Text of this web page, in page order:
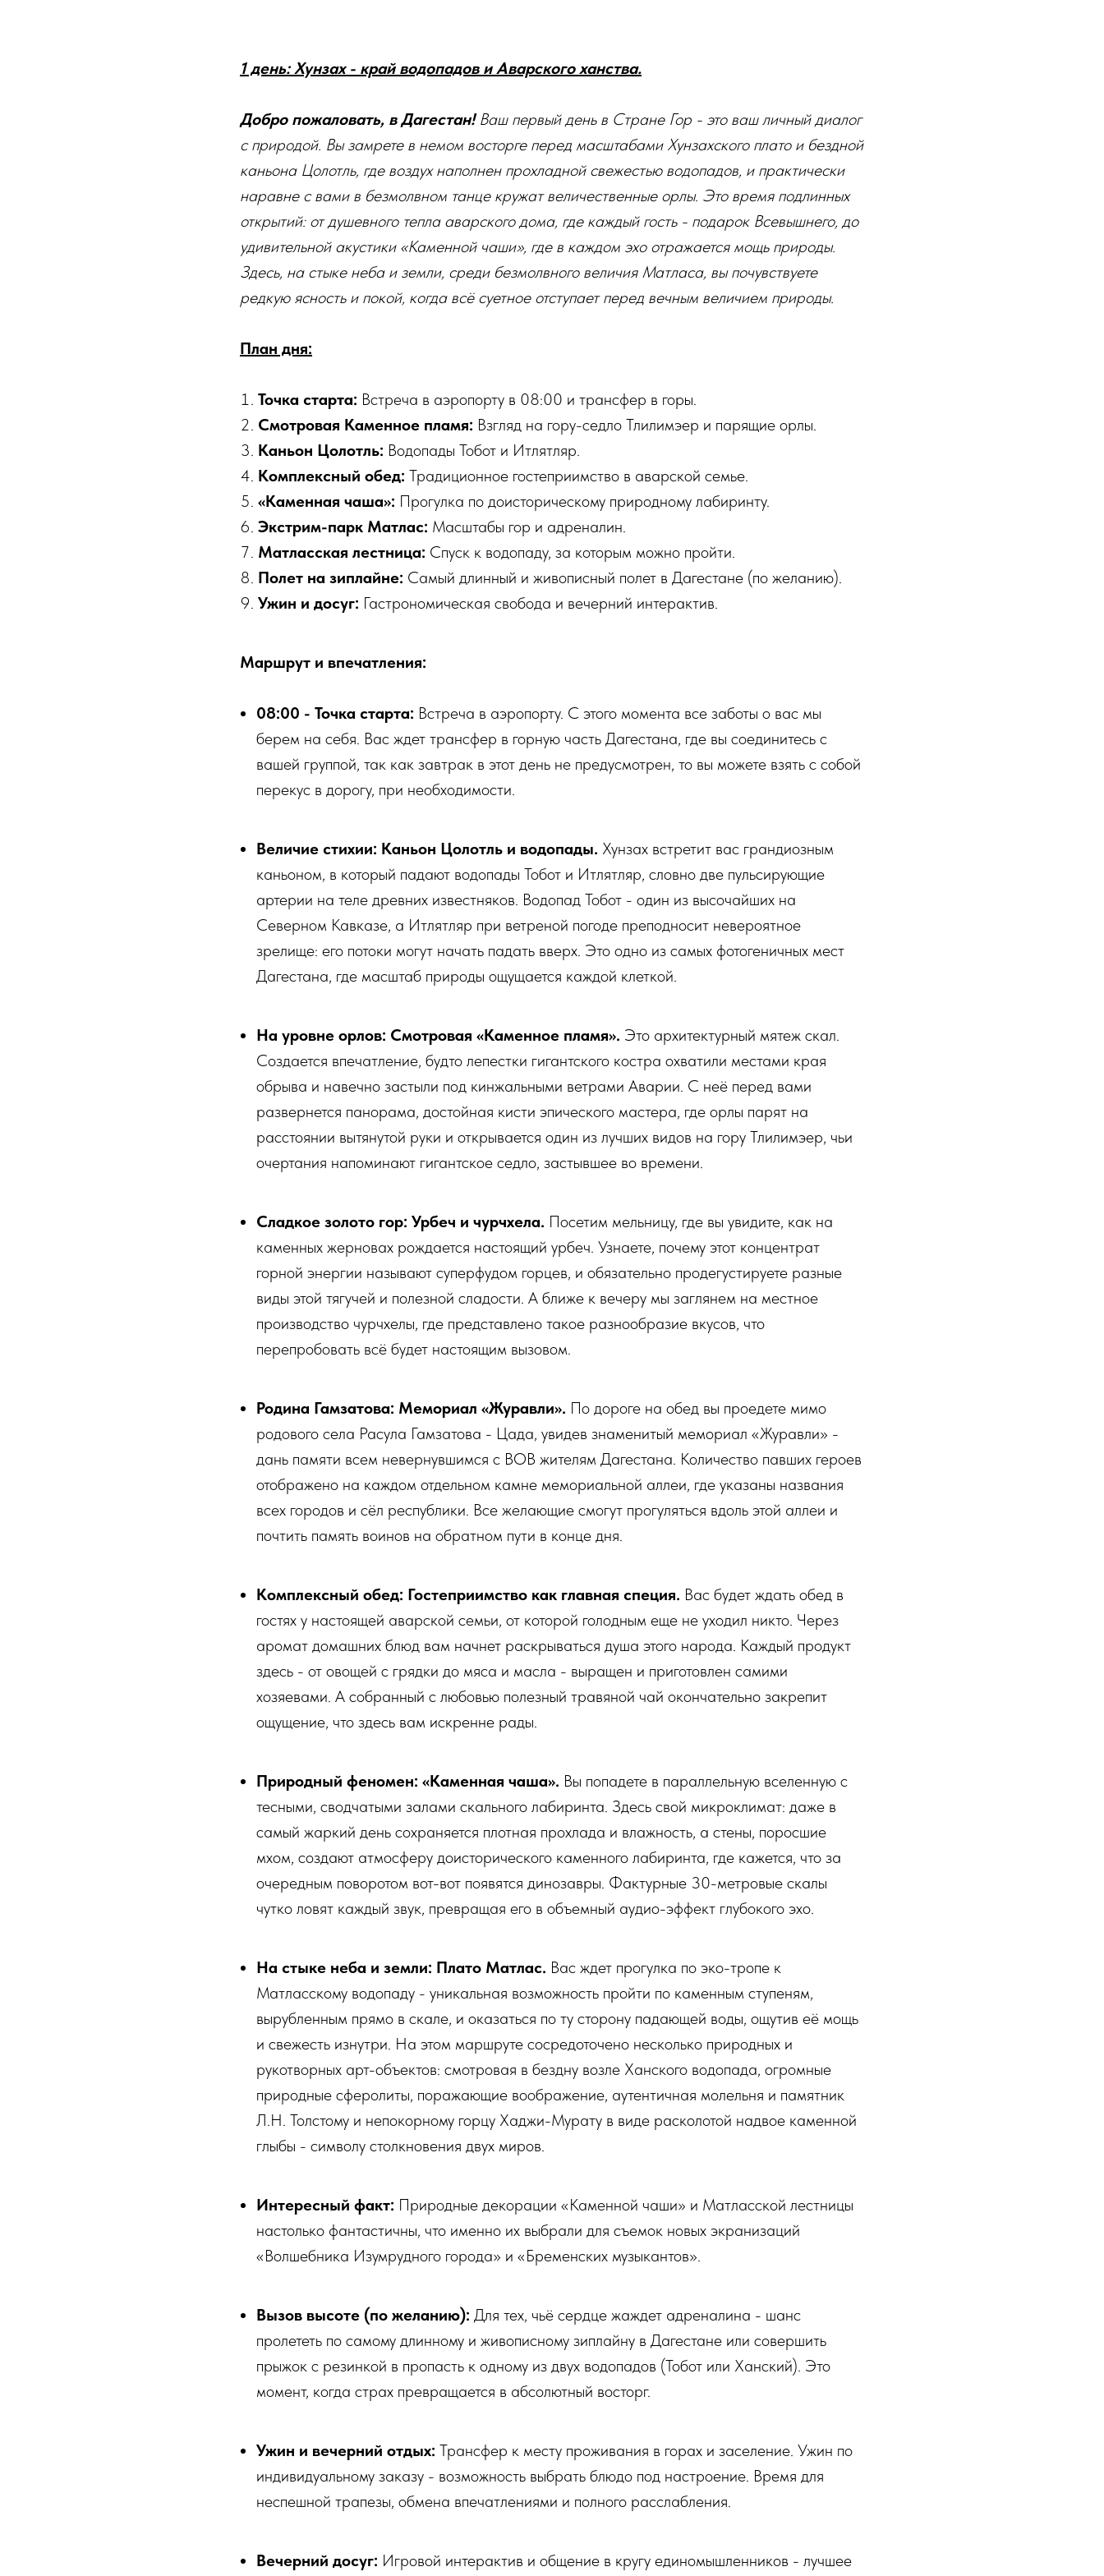
1 день: Хунзах - край водопадов и Аварского ханства.
Добро пожаловать, в Дагестан!Ваш первый день в Стране Гор - это ваш личный диалог
с природой. Вы замрете в немом восторге перед масштабами Хунзахского плато и бездной
каньона Цолотль, где воздух наполнен прохладной свежестью водопадов, и практически
наравне с вами в безмолвном танце кружат величественные орлы. Это время подлинных
открытий: от душевного тепла аварского дома, где каждый гость - подарок Всевышнего, до
удивительной акустики «Каменной чаши», где в каждом эхо отражается мощь природы.
Здесь, на стыке неба и земли, среди безмолвного величия Матласа, вы почувствуете
редкую ясность и покой, когда всё суетное отступает перед вечным величием природы.
План дня:
Точка старта: Встреча в аэропорту в 08:00 и трансфер в горы.
Смотровая Каменное пламя: Взгляд на гору-седло Тлилимэер и парящие орлы.
Каньон Цолотль: Водопады Тобот и Итлятляр.
Комплексный обед: Традиционное гостеприимство в аварской семье.
«Каменная чаша»: Прогулка по доисторическому природному лабиринту.
Экстрим-парк Матлас: Масштабы гор и адреналин.
Матласская лестница: Спуск к водопаду, за которым можно пройти.
Полет на зиплайне: Самый длинный и живописный полет в Дагестане (по желанию).
Ужин и досуг: Гастрономическая свобода и вечерний интерактив.
Маршрут и впечатления:
08:00 - Точка старта: Встреча в аэропорту. С этого момента все заботы о вас мы
берем на себя. Вас ждет трансфер в горную часть Дагестана, где вы соединитесь с
вашей группой, так как завтрак в этот день не предусмотрен, то вы можете взять с собой
перекус в дорогу, при необходимости.
Величие стихии: Каньон Цолотль и водопады. Хунзах встретит вас грандиозным
каньоном, в который падают водопады Тобот и Итлятляр, словно две пульсирующие
артерии на теле древних известняков. Водопад Тобот - один из высочайших на
Северном Кавказе, а Итлятляр при ветреной погоде преподносит невероятное
зрелище: его потоки могут начать падать вверх. Это одно из самых фотогеничных мест
Дагестана, где масштаб природы ощущается каждой клеткой.
На уровне орлов: Смотровая «Каменное пламя». Это архитектурный мятеж скал.
Создается впечатление, будто лепестки гигантского костра охватили местами края
обрыва и навечно застыли под кинжальными ветрами Аварии. С неё перед вами
развернется панорама, достойная кисти эпического мастера, где орлы парят на
расстоянии вытянутой руки и открывается один из лучших видов на гору Тлилимэер, чьи
очертания напоминают гигантское седло, застывшее во времени.
Сладкое золото гор: Урбеч и чурчхела. Посетим мельницу, где вы увидите, как на
каменных жерновах рождается настоящий урбеч. Узнаете, почему этот концентрат
горной энергии называют суперфудом горцев, и обязательно продегустируете разные
виды этой тягучей и полезной сладости. А ближе к вечеру мы заглянем на местное
производство чурчхелы, где представлено такое разнообразие вкусов, что
перепробовать всё будет настоящим вызовом.
Родина Гамзатова: Мемориал «Журавли». По дороге на обед вы проедете мимо
родового села Расула Гамзатова - Цада, увидев знаменитый мемориал «Журавли» -
дань памяти всем невернувшимся с ВОВ жителям Дагестана. Количество павших героев
отображено на каждом отдельном камне мемориальной аллеи, где указаны названия
всех городов и сёл республики. Все желающие смогут прогуляться вдоль этой аллеи и
почтить память воинов на обратном пути в конце дня.
Комплексный обед: Гостеприимство как главная специя. Вас будет ждать обед в
гостях у настоящей аварской семьи, от которой голодным еще не уходил никто. Через
аромат домашних блюд вам начнет раскрываться душа этого народа. Каждый продукт
здесь - от овощей с грядки до мяса и масла - выращен и приготовлен самими
хозяевами. А собранный с любовью полезный травяной чай окончательно закрепит
ощущение, что здесь вам искренне рады.
Природный феномен: «Каменная чаша». Вы попадете в параллельную вселенную с
тесными, сводчатыми залами скального лабиринта. Здесь свой микроклимат: даже в
самый жаркий день сохраняется плотная прохлада и влажность, а стены, поросшие
мхом, создают атмосферу доисторического каменного лабиринта, где кажется, что за
очередным поворотом вот-вот появятся динозавры. Фактурные 30-метровые скалы
чутко ловят каждый звук, превращая его в объемный аудио-эффект глубокого эхо.
На стыке неба и земли: Плато Матлас. Вас ждет прогулка по эко-тропе к
Матласскому водопаду - уникальная возможность пройти по каменным ступеням,
вырубленным прямо в скале, и оказаться по ту сторону падающей воды, ощутив её мощь
и свежесть изнутри. На этом маршруте сосредоточено несколько природных и
рукотворных арт-объектов: смотровая в бездну возле Ханского водопада, огромные
природные сферолиты, поражающие воображение, аутентичная молельня и памятник
Л.Н. Толстому и непокорному горцу Хаджи-Мурату в виде расколотой надвое каменной
глыбы - символу столкновения двух миров.
Интересный факт: Природные декорации «Каменной чаши» и Матласской лестницы
настолько фантастичны, что именно их выбрали для съемок новых экранизаций
«Волшебника Изумрудного города» и «Бременских музыкантов».
Вызов высоте (по желанию): Для тех, чьё сердце жаждет адреналина - шанс
пролететь по самому длинному и живописному зиплайну в Дагестане или совершить
прыжок с резинкой в пропасть к одному из двух водопадов (Тобот или Ханский). Это
момент, когда страх превращается в абсолютный восторг.
Ужин и вечерний отдых: Трансфер к месту проживания в горах и заселение. Ужин по
индивидуальному заказу - возможность выбрать блюдо под настроение. Время для
неспешной трапезы, обмена впечатлениями и полного расслабления.
Вечерний досуг: Игровой интерактив и общение в кругу единомышленников - лучшее